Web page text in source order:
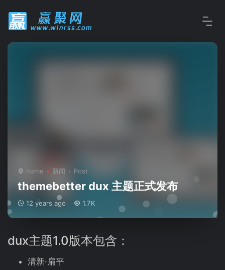
home 新闻 Post
themebetter dux 主题正式发布
12 years ago 1.7K
dux主题1.0版本包含：
清新·扁平